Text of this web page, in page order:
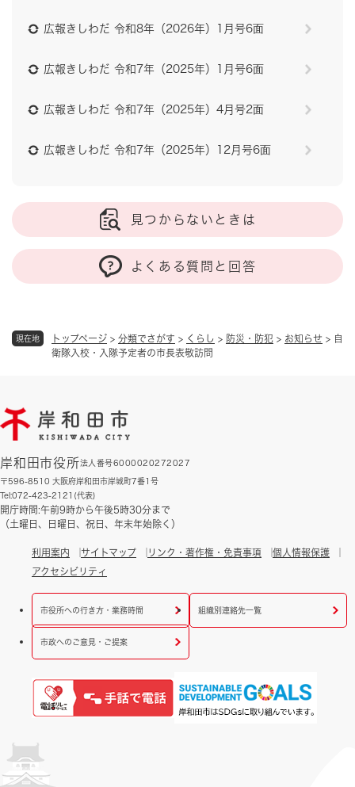
現在地 トップページ > 分類でさがす > くらし > 防災・防犯 > お知らせ > 自
衛隊入校・入隊予定者の市長表敬訪問
広報きしわだ 令和8年（2026年）1月号6面
広報きしわだ 令和7年（2025年）1月号6面
広報きしわだ 令和7年（2025年）4月号2面
広報きしわだ 令和7年（2025年）12月号6面
見つからないときは
よくある質問と回答
岸和田市役所法人番号6000020272027
〒596-8510 大阪府岸和田市岸城町7番1号
Tel:072-423-2121(代表)
開庁時間:午前9時から午後5時30分まで
（土曜日、日曜日、祝日、年末年始除く）
利用案内 サイトマップ リンク・著作権・免責事項
個人情報保護
アクセシビリティ
市役所への行き方・業務時間 組織別連絡先一覧
市政へのご意見・ご提案